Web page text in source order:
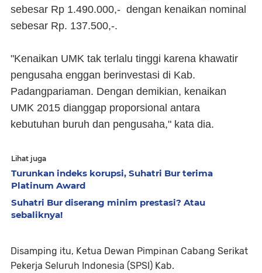
sebesar Rp 1.490.000,- dengan kenaikan nominal
sebesar Rp. 137.500,-.
"Kenaikan UMK tak terlalu tinggi karena khawatir
pengusaha enggan berinvestasi di Kab.
Padangpariaman. Dengan demikian, kenaikan
UMK 2015 dianggap proporsional antara
kebutuhan buruh dan pengusaha," kata dia.
Lihat juga
Turunkan indeks korupsi, Suhatri Bur terima
Platinum Award
Suhatri Bur diserang minim prestasi? Atau
sebaliknya!
Disamping itu, Ketua Dewan Pimpinan Cabang Serikat
Pekerja Seluruh Indonesia (SPSI) Kab.